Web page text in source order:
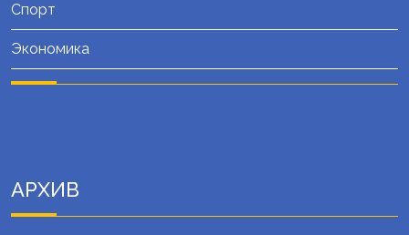
Спорт
Экономика
АРХИВ